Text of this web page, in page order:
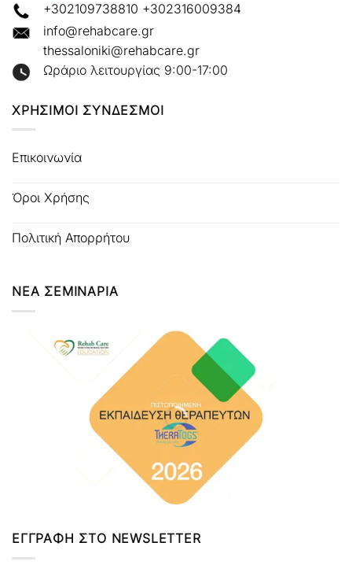
+302109738810 +302316009384
info@rehabcare.gr
thessaloniki@rehabcare.gr
Ωράριο λειτουργίας 9:00-17:00
ΧΡΗΣΙΜΟΙ ΣΥΝΔΕΣΜΟΙ
Επικοινωνία
Όροι Χρήσης
Πολιτική Απορρήτου
ΝΕΑ ΣΕΜΙΝΑΡΙΑ
ΕΓΓΡΑΦΗ ΣΤΟ NEWSLETTER